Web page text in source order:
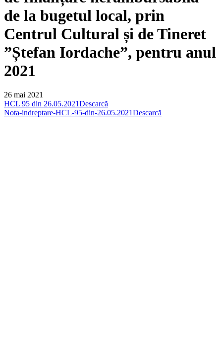
de la bugetul local, prin
Centrul Cultural și de Tineret
”Ștefan Iordache”, pentru anul
2021
26 mai 2021
HCL 95 din 26.05.2021Descarcă
Nota-indreptare-HCL-95-din-26.05.2021Descarcă